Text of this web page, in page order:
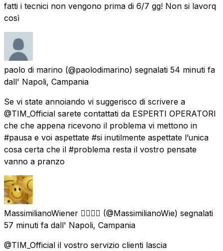
fatti i tecnici non vengono prima di 6/7 gg! Non si lavorq
così
paolo di marino (@paolodimarino) segnalati 54 minuti fa
dall' Napoli, Campania
Se vi state annoiando vi suggerisco di scrivere a
@TIM_Official sarete contattati da ESPERTI OPERATORI
che che appena ricevono il problema vi mettono in
#pausa e voi aspettate #si inutilmente aspettate l’unica
cosa certa che il #problema resta il vostro pensate
vanno a pranzo
MassimilianoWiener 🏳️‍🌈🇮🇹 (@MassimilianoWie) segnalati
57 minuti fa dall' Napoli, Campania
@TIM_Official il vostro servizio clienti lascia